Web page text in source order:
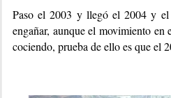
Paso el 2003 y llegó el 2004 y el
engañar, aunque el movimiento
cociendo, prueba de ello es que el